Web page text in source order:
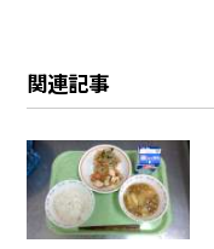
関連記事